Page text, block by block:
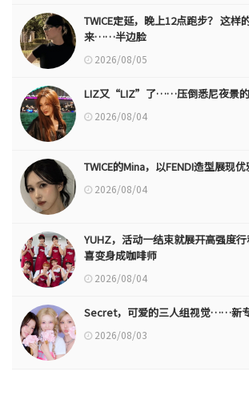
TWICE定延，晚上12点跑步？ 这样
来……半边脸
2026/08/05
LIZ又“LIZ”了……压倒悉尼夜景
2026/08/04
TWICE的Mina，以FENDI造型展现
2026/08/04
YUHZ，活动一结束就展开高强度
喜变身成咖啡师
2026/08/04
Secret，可爱的三人组视觉……新
2026/08/03